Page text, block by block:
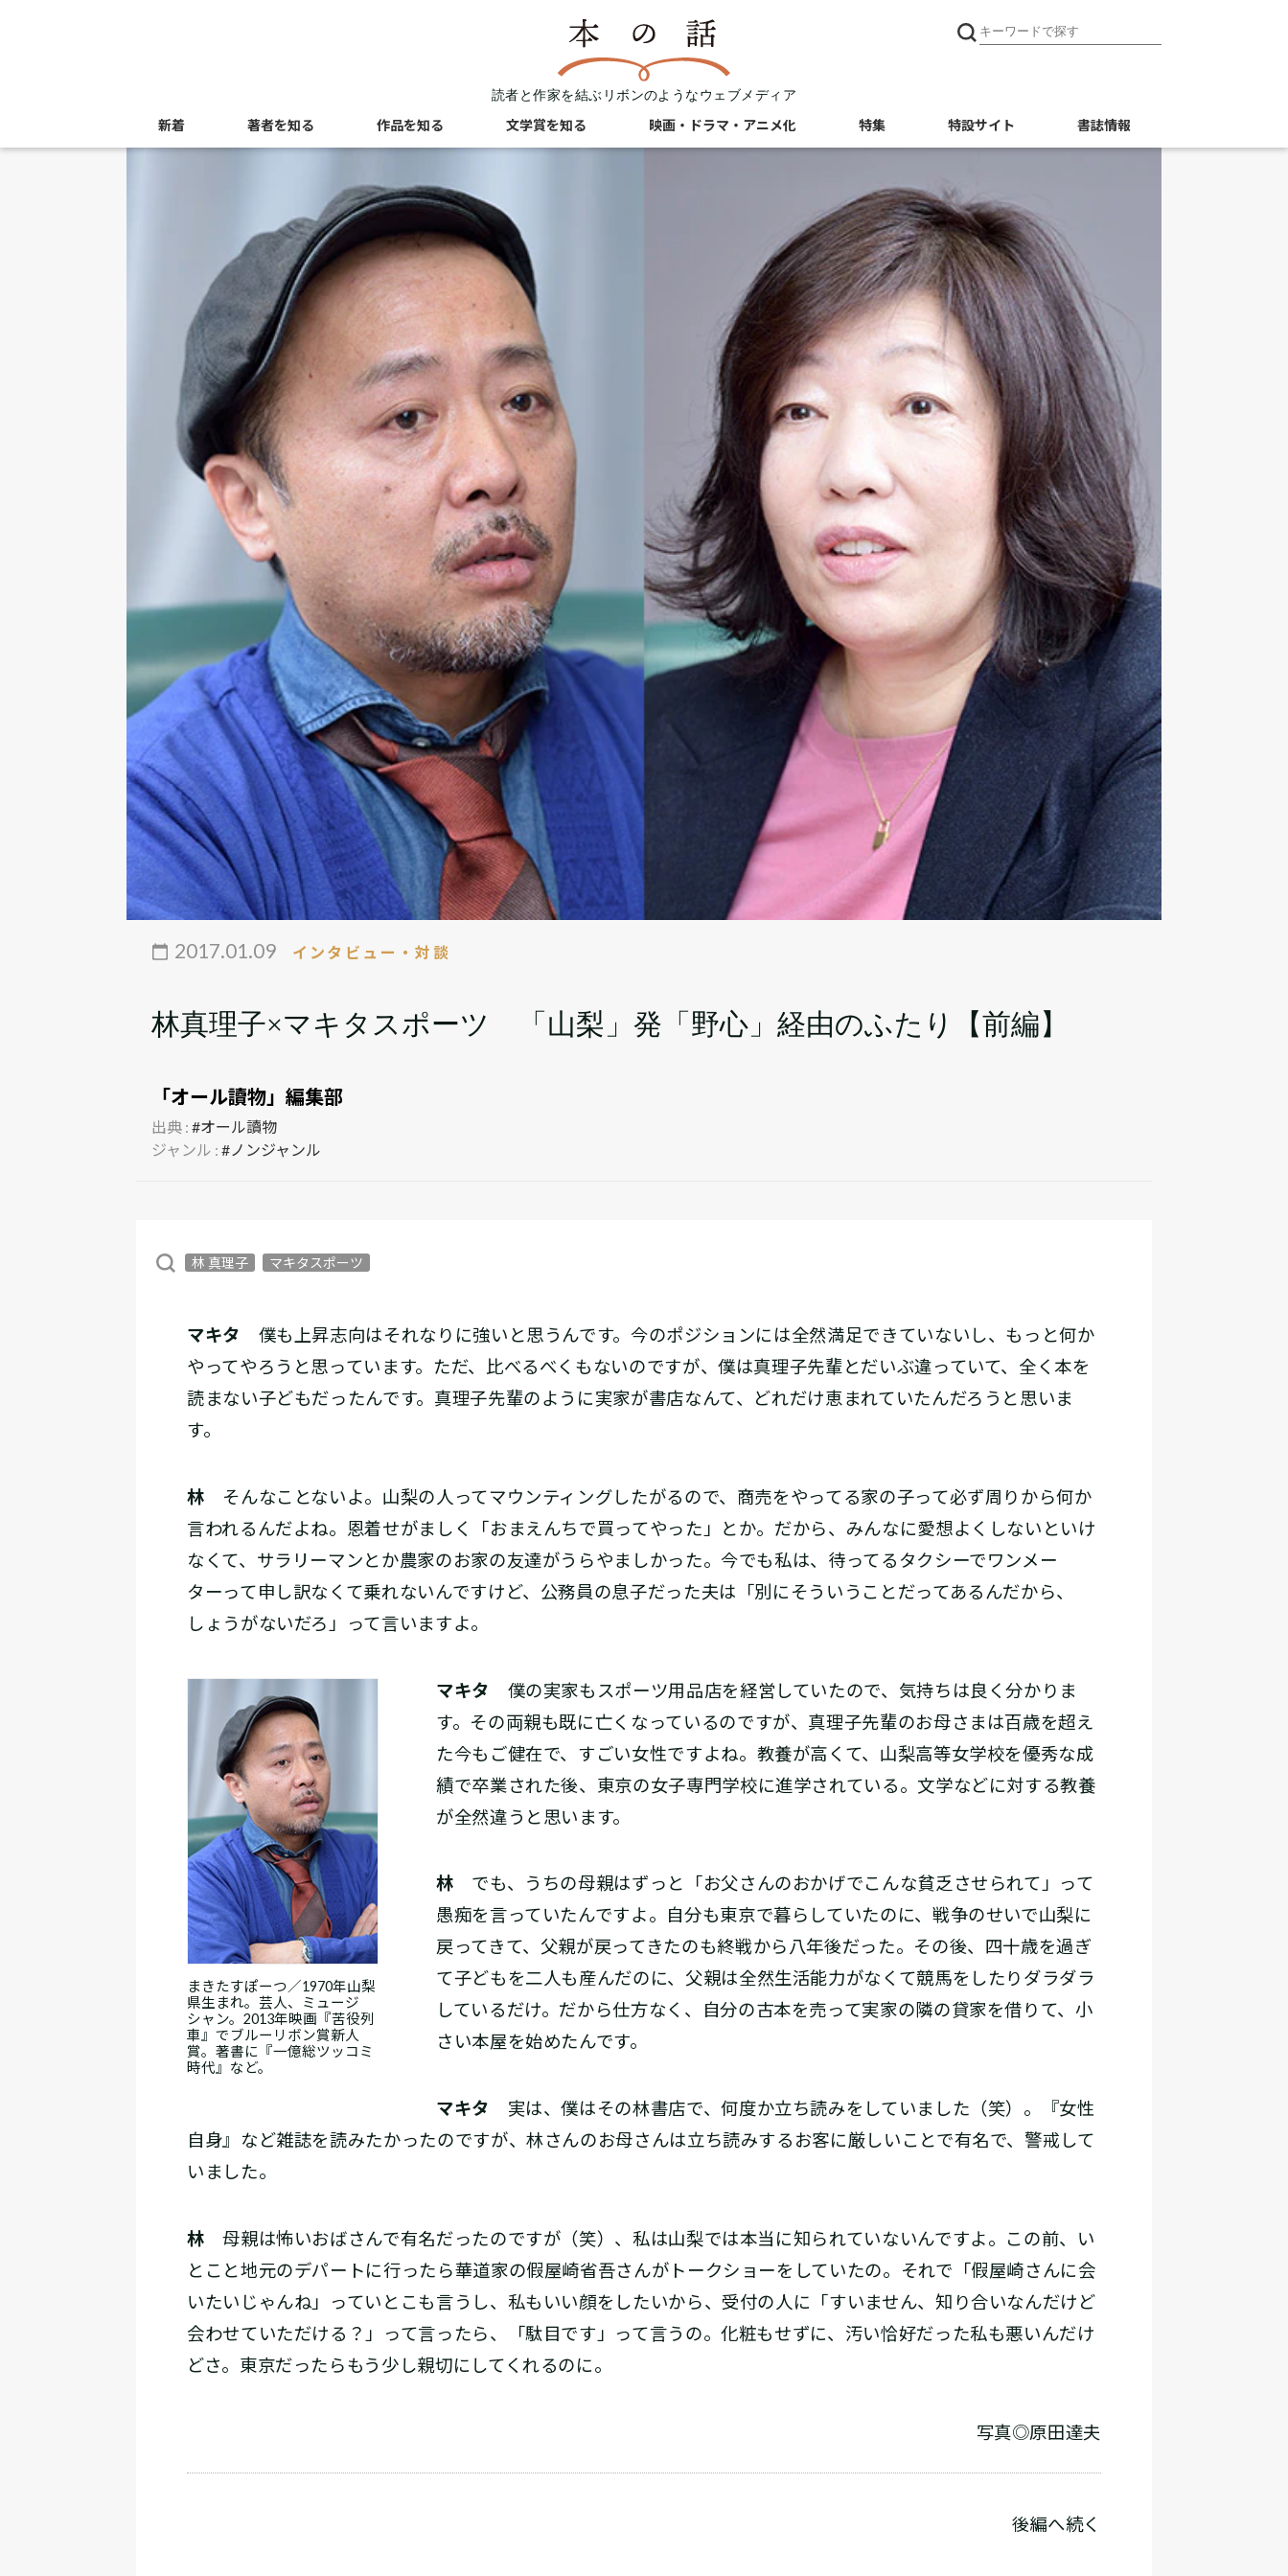
読者と作家を結ぶリボンのようなウェブメディア
新着 著者を知る 作品を知る 文学賞を知る 映画・ドラマ・アニメ化 特集 特設サイト 書誌情報
2017.01.09 インタビュー・対談
林真理子×マキタスポーツ 「山梨」発「野心」経由のふたり【前編】
「オール讀物」編集部
出典 : #オール讀物
ジャンル : #ノンジャンル
林 真理子 マキタスポーツ
マキタ 僕も上昇志向はそれなりに強いと思うんです。今のポジションには全然満足できていないし、もっと何か
やってやろうと思っています。ただ、比べるべくもないのですが、僕は真理子先輩とだいぶ違っていて、全く本を
読まない子どもだったんです。真理子先輩のように実家が書店なんて、どれだけ恵まれていたんだろうと思いま
す。
林 そんなことないよ。山梨の人ってマウンティングしたがるので、商売をやってる家の子って必ず周りから何か
言われるんだよね。恩着せがましく「おまえんちで買ってやった」とか。だから、みんなに愛想よくしないといけ
なくて、サラリーマンとか農家のお家の友達がうらやましかった。今でも私は、待ってるタクシーでワンメー
ターって申し訳なくて乗れないんですけど、公務員の息子だった夫は「別にそういうことだってあるんだから、
しょうがないだろ」って言いますよ。
まきたすぽーつ／1970年山梨
県生まれ。芸人、ミュージ
シャン。2013年映画『苦役列
車』でブルーリボン賞新人
賞。著書に『一億総ツッコミ
時代』など。
マキタ 僕の実家もスポーツ用品店を経営していたので、気持ちは良く分かりま
す。その両親も既に亡くなっているのですが、真理子先輩のお母さまは百歳を超え
た今もご健在で、すごい女性ですよね。教養が高くて、山梨高等女学校を優秀な成
績で卒業された後、東京の女子専門学校に進学されている。文学などに対する教養
が全然違うと思います。
林 でも、うちの母親はずっと「お父さんのおかげでこんな貧乏させられて」って
愚痴を言っていたんですよ。自分も東京で暮らしていたのに、戦争のせいで山梨に
戻ってきて、父親が戻ってきたのも終戦から八年後だった。その後、四十歳を過ぎ
て子どもを二人も産んだのに、父親は全然生活能力がなくて競馬をしたりダラダラ
しているだけ。だから仕方なく、自分の古本を売って実家の隣の貸家を借りて、小
さい本屋を始めたんです。
マキタ 実は、僕はその林書店で、何度か立ち読みをしていました（笑）。『女性
自身』など雑誌を読みたかったのですが、林さんのお母さんは立ち読みするお客に厳しいことで有名で、警戒して
いました。
林 母親は怖いおばさんで有名だったのですが（笑）、私は山梨では本当に知られていないんですよ。この前、い
とこと地元のデパートに行ったら華道家の假屋崎省吾さんがトークショーをしていたの。それで「假屋崎さんに会
いたいじゃんね」っていとこも言うし、私もいい顔をしたいから、受付の人に「すいません、知り合いなんだけど
会わせていただける？」って言ったら、「駄目です」って言うの。化粧もせずに、汚い恰好だった私も悪いんだけ
どさ。東京だったらもう少し親切にしてくれるのに。
写真◎原田達夫
後編へ続く